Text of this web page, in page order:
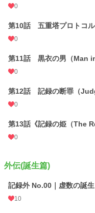
0
第10話 五重塔プロトコ
0
第11話 黒衣の男（Man
0
第12話 記録の断罪（
0
第13話《記録の姫（The
0
外伝(誕生篇)
記録外 No.00｜虚数の誕
10